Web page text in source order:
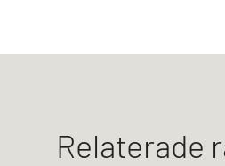
Relaterade